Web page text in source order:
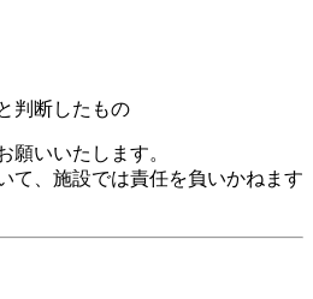
判断したもの
願いいたします。
て、施設では責任を負いかねます